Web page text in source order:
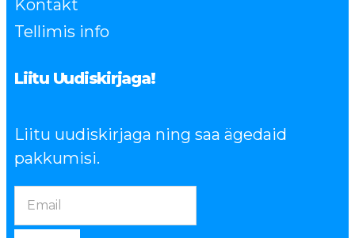
Kontakt
Tellimis info
Liitu Uudiskirjaga!
Liitu uudiskirjaga ning saa ägedaid
pakkumisi.